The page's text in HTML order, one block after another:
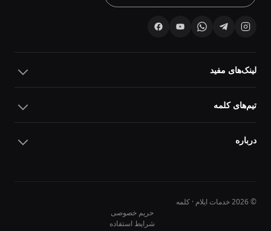
لینک‌های مفید
تیم‌های کلمه
درباره
© 2026 خدمات ایلام · کلمه
حریم خصوصی
شرایط استفاده